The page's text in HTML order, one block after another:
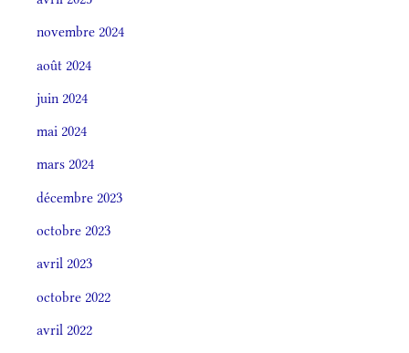
novembre 2024
août 2024
juin 2024
mai 2024
mars 2024
décembre 2023
octobre 2023
avril 2023
octobre 2022
avril 2022